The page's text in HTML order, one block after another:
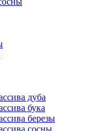
дуба
бука
березы
сосны